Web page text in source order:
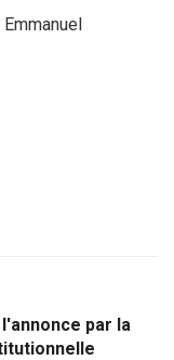
par la